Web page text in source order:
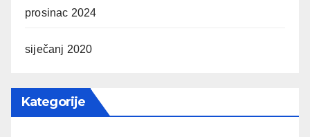
prosinac 2024
siječanj 2020
Kategorije